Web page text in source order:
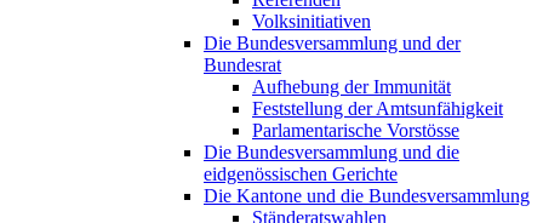
Volksinitiativen
Die Bundesversammlung und der
Bundesrat
Aufhebung der Immunität
Feststellung der Amtsunfähigkeit
Parlamentarische Vorstösse
Die Bundesversammlung und die
eidgenössischen Gerichte
Die Kantone und die Bundesversammlung
Ständeratswahlen